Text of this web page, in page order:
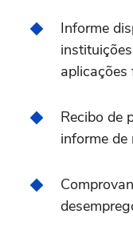
Informe
aplicações
Recibo de
informe de